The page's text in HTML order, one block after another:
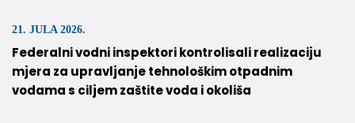
21. JULA 2026.
Federalni vodni inspektori kontrolisali realizaciju
mjera za upravljanje tehnološkim otpadnim
vodama s ciljem zaštite voda i okoliša